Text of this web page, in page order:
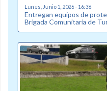
Lunes, Junio 1, 2026 - 16:36
Entregan equipos de
Brigada Comunitaria de